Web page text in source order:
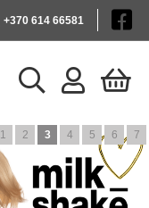
+370 614 66581
1 2 3 4 5 6 7